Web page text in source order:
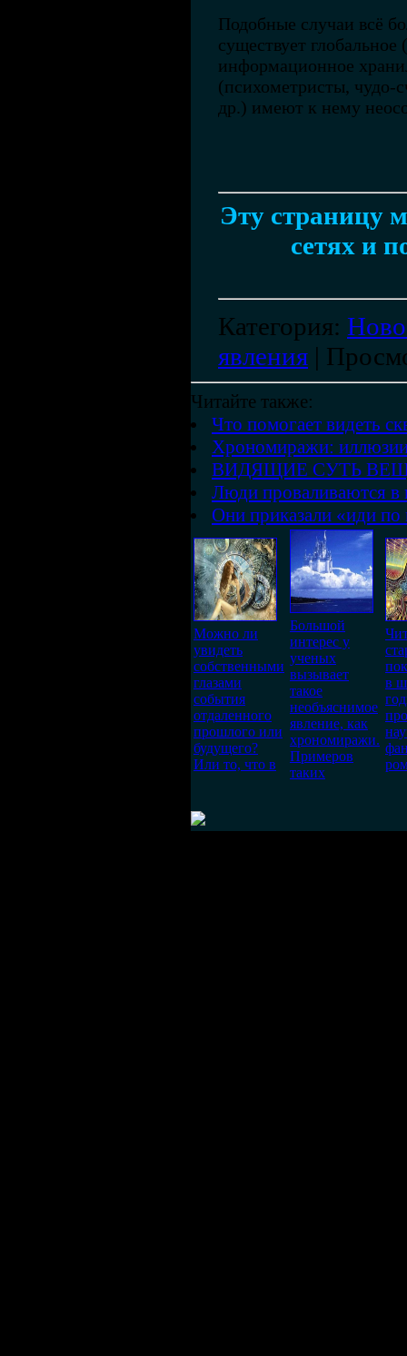
Подобные случаи всё
существует
информационное
(психометристы, чудо-
др.) имеют к нему
Эту страницу
сетях и
Категория:
явления |
Читайте также:
Что помогает видеть
Хрономиражи:
ВИДЯЩИЕ СУТЬ
Люди проваливаются в
Они приказали «иди по
Можно ли
увидеть
собственными
глазами
события
отдаленного
прошлого или
будущего?
Или то, что в
Большой
интерес у
ученых
вызывает
такое
необъяснимое
явление, как
хрономиражи.
Примеров
таких
в